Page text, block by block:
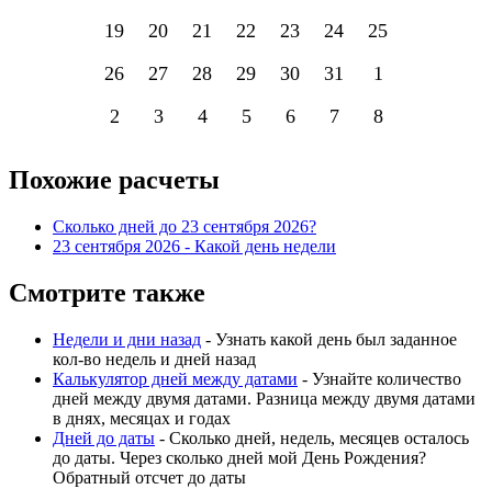
19
20 21 22 23 24
25
26
27 28 29 30 31
1
2
3 4 5 6 7 8
Похожие расчеты
Сколько дней до 23 сентября 2026?
23 сентября 2026 - Какой день недели
Смотрите также
Недели и дни назад - Узнать какой день был заданное
кол-во недель и дней назад
Калькулятор дней между датами - Узнайте количество
дней между двумя датами. Разница между двумя датами
в днях, месяцах и годах
Дней до даты - Сколько дней, недель, месяцев осталось
до даты. Через сколько дней мой День Рождения?
Обратный отсчет до даты